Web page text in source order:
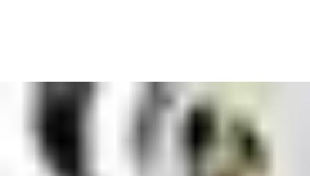
Viktigt att känna till:
Ta med din blåa kodnyckel samt giltig legitimation till en ASSA
ABLOY-licensierad återförsäljare för att en ny nyckel ska
kunna tillverkas
Förvara din blåa kodnyckel på en säker plats